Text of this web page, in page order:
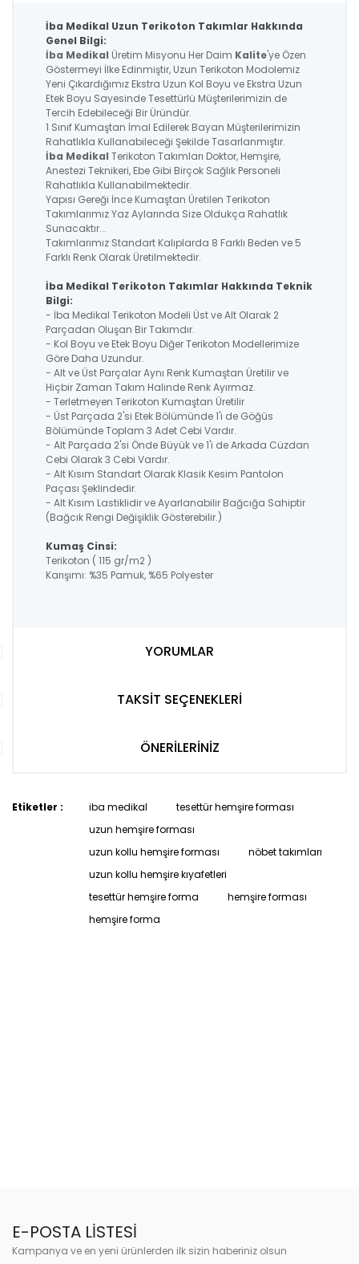
İba Medikal Uzun Terikoton Takımlar Hakkında
Genel Bilgi:
İba Medikal Üretim Misyonu Her Daim Kalite'ye Özen
Göstermeyi İlke Edinmiştir, Uzun Terikoton Modolemiz
Yeni Çıkardığımız Ekstra Uzun Kol Boyu ve Ekstra Uzun
Etek Boyu Sayesinde Tesettürlü Müşterilerimizin de
Tercih Edebileceği Bir Üründür.
1 Sınıf Kumaştan İmal Edilerek Bayan Müşterilerimizin
Rahatlıkla Kullanabileceği Şekilde Tasarlanmıştır.
İba Medikal Terikoton Takımları Doktor, Hemşire,
Anestezi Teknikeri, Ebe Gibi Birçok Sağlık Personeli
Rahatlıkla Kullanabilmektedir.
Yapısı Gereği İnce Kumaştan Üretilen Terikoton
Takımlarımız Yaz Aylarında Size Oldukça Rahatlık
Sunacaktır...
Takımlarımız Standart Kalıplarda 8 Farklı Beden ve 5
Farklı Renk Olarak Üretilmektedir.
İba Medikal Terikoton Takımlar Hakkında Teknik
Bilgi:
- İba Medikal Terikoton Modeli Üst ve Alt Olarak 2
Parçadan Oluşan Bir Takımdır.
- Kol Boyu ve Etek Boyu Diğer Terikoton Modellerimize
Göre Daha Uzundur.
- Alt ve Üst Parçalar Aynı Renk Kumaştan Üretilir ve
Hiçbir Zaman Takım Halinde Renk Ayırmaz.
- Terletmeyen Terikoton Kumaştan Üretilir
- Üst Parçada 2'si Etek Bölümünde 1'i de Göğüs
Bölümünde Toplam 3 Adet Cebi Vardır.
- Alt Parçada 2'si Önde Büyük ve 1'i de Arkada Cüzdan
Cebi Olarak 3 Cebi Vardır.
- Alt Kısım Standart Olarak Klasik Kesim Pantolon
Paçası Şeklindedir.
- Alt Kısım Lastiklidir ve Ayarlanabilir Bağcığa Sahiptir
(Bağcık Rengi Değişiklik Gösterebilir.)
Kumaş Cinsi:
Terikoton ( 115 gr/m2 )
Karışımı: %35 Pamuk, %65 Polyester
YORUMLAR
TAKSİT SEÇENEKLERİ
ÖNERİLERİNİZ
Etiketler : iba medikal
tesettür hemşire forması
uzun hemşire forması
uzun kollu hemşire forması
nöbet takımları
uzun kollu hemşire kıyafetleri
tesettür hemşire forma
hemşire forması
hemşire forma
E-POSTA LİSTESİ
Kampanya ve en yeni ürünlerden ilk sizin haberiniz olsun